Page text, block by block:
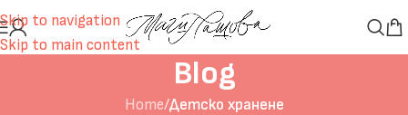
Skip to navigation
Skip to main content
Blog
Home/Детско хранене